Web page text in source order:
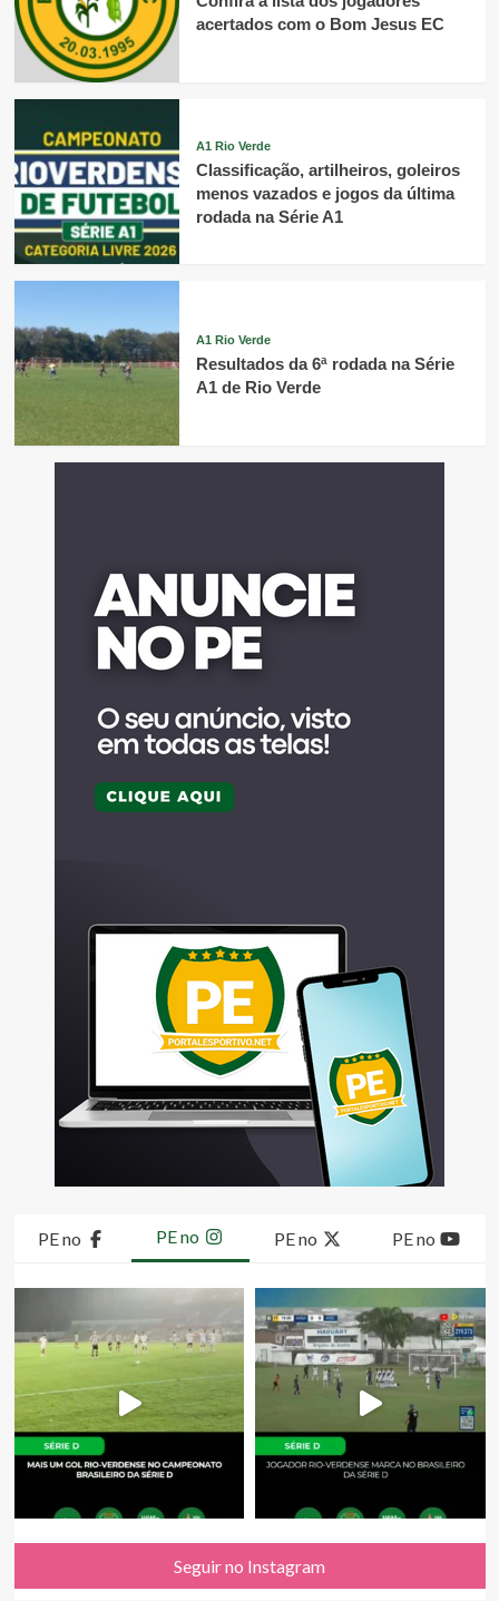
acertados com o Bom Jesus EC
A1 Rio Verde
Classificação, artilheiros, goleiros
menos vazados e jogos da última
rodada na Série A1
A1 Rio Verde
Resultados da 6ª rodada na Série
A1 de Rio Verde
PE no PE no PE no PE no
Seguir no Instagram